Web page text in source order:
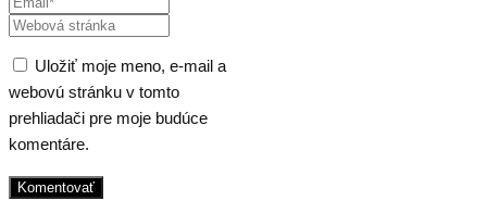
Uložiť moje meno, e-mail a
webovú stránku v tomto
prehliadači pre moje budúce
komentáre.